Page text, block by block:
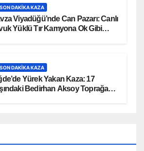
DAKİKA KAZA
Viyadüğü’nde Can Pazarı: Canlı
Yüklü Tır Kamyona Ok Gibi
DAKİKA KAZA
Yürek Yakan Kaza: 17
Bedirhan Aksoy Toprağa